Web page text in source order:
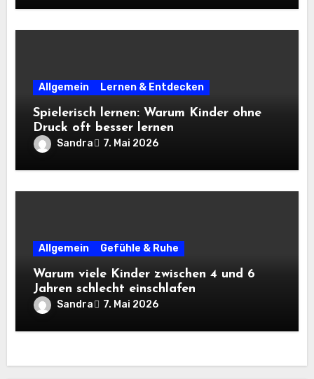
Allgemein Lernen & Entdecken
Spielerisch lernen: Warum Kinder ohne
Druck oft besser lernen
Sandra 7. Mai 2026
Allgemein Gefühle & Ruhe
Warum viele Kinder zwischen 4 und 6
Jahren schlecht einschlafen
Sandra 7. Mai 2026